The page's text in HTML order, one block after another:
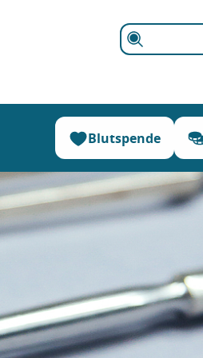
Suchen
Blutspende